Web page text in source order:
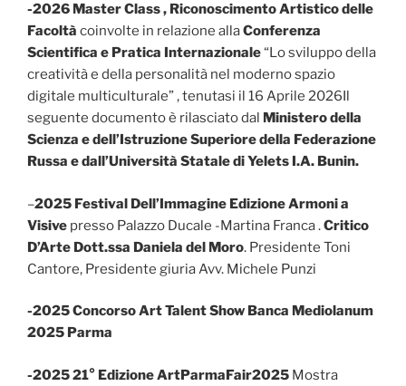
-2026 Master Class , Riconoscimento Artistico delle
Facoltà coinvolte in relazione allaConferenza
Scientifica e Pratica Internazionale“Lo sviluppo della
creatività e della personalità nel moderno spazio
digitale multiculturale” , tenutasi il 16 Aprile 2026Il
seguente documento è rilasciato dal Ministero della
Scienza e dell’Istruzione Superiore della Federazione
Russa e dall’Università Statale di Yelets I.A. Bunin.
–2025 Festival Dell’Immagine Edizione Armoni a
Visive presso Palazzo Ducale -Martina Franca .Critico
D’Arte Dott.ssa Daniela del Moro. Presidente Toni
Cantore, Presidente giuria Avv. Michele Punzi
-2025 Concorso Art Talent Show Banca Mediolanum
2025 Parma
-2025 21° Edizione ArtParmaFair2025 Mostra